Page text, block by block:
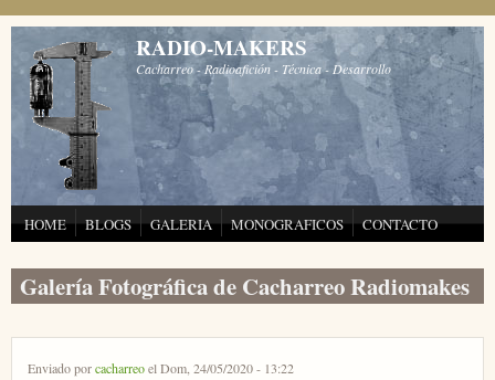
Pasar al contenido principal
RADIO-MAKERS
Cacharreo - Radioafición - Técnica - Desarrollo
HOME BLOGS GALERIA MONOGRAFICOS CONTACTO
Galería Fotográfica de Cacharreo Radiomakes
Enviado porcacharreoel Dom, 24/05/2020 - 13:22